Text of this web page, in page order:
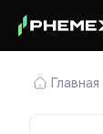
Главная